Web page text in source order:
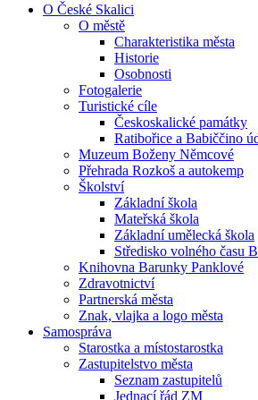
O České Skalici
O městě
Charakteristika města
Historie
Osobnosti
Fotogalerie
Turistické cíle
Českoskalické památky
Ratibořice a Babiččino
Muzeum Boženy Němcové
Přehrada Rozkoš a autokemp
Školství
Základní škola
Mateřská škola
Základní umělecká škola
Středisko volného času
Knihovna Barunky Panklové
Zdravotnictví
Partnerská města
Znak, vlajka a logo města
Samospráva
Starostka a místostarostka
Zastupitelstvo města
Seznam zastupitelů
Jednací řád ZM